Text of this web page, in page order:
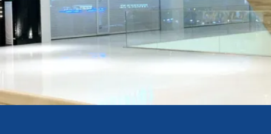
Portfólio
Contato